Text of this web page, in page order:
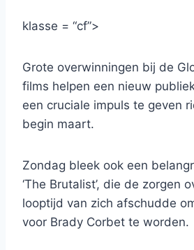
klasse = “cf”>
Grote overwinningen bij de
films helpen een nieuw
een cruciale impuls te geven
begin maart.
Zondag bleek ook een
‘The Brutalist’, die de zorgen
looptijd van zich afschudde
voor Brady Corbet te worden.